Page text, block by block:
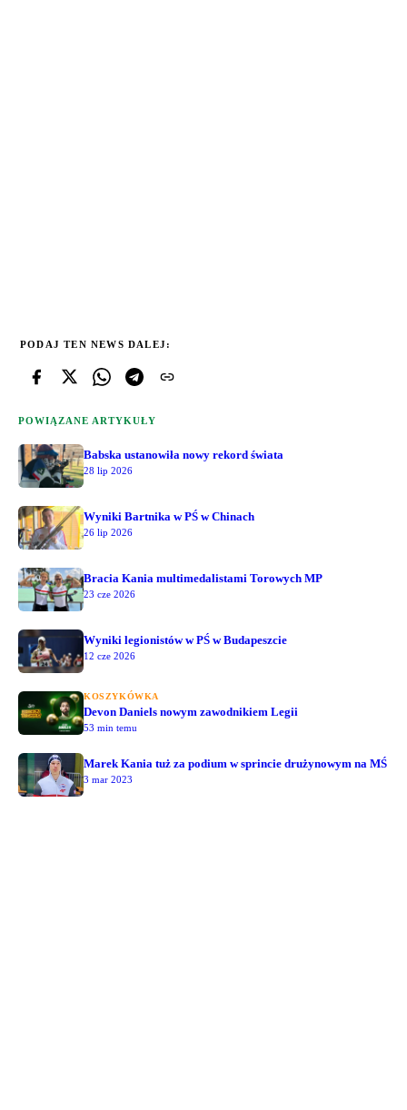
PODAJ TEN NEWS DALEJ:
POWIĄZANE ARTYKUŁY
Babska ustanowiła nowy rekord świata
28 lip 2026
Wyniki Bartnika w PŚ w Chinach
26 lip 2026
Bracia Kania multimedalistami Torowych MP
23 cze 2026
Wyniki legionistów w PŚ w Budapeszcie
12 cze 2026
KOSZYKÓWKA
Devon Daniels nowym zawodnikiem Legii
53 min temu
Marek Kania tuż za podium w sprincie drużynowym na MŚ
3 mar 2023